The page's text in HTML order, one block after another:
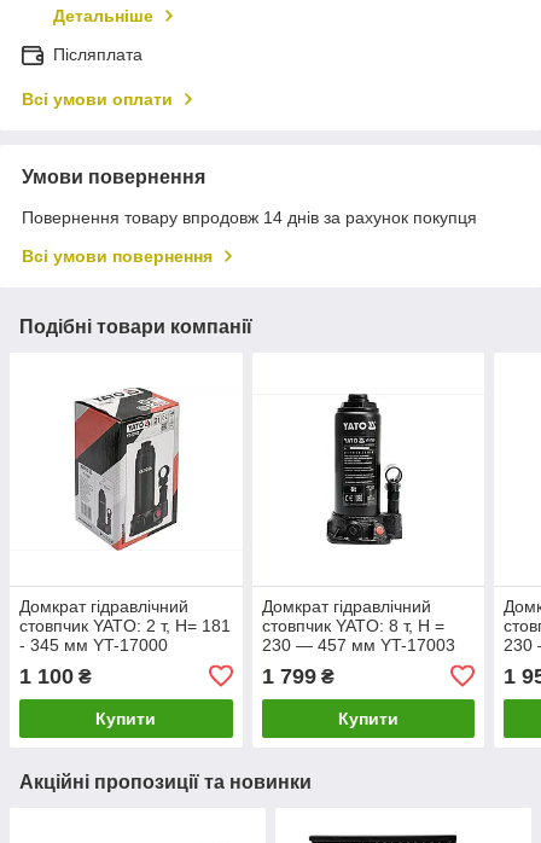
Детальніше
Післяплата
Всі умови оплати
Умови повернення
Повернення товару впродовж 14 днів за рахунок покупця
Всі умови повернення
Подібні товари компанії
Домкрат гідравлічний
стовпчик YATO: 2 т, H= 181
- 345 мм YT-17000
1 100 ₴
Купити
Домкрат гідравлічний
стовпчик YATO: 8 т, H =
230 — 457 мм YT-17003
1 799₴
Купити
230
1
Акційні пропозиції та новинки